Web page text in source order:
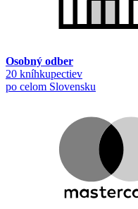
Osobný odber
20 kníhkupectiev
po celom Slovensku